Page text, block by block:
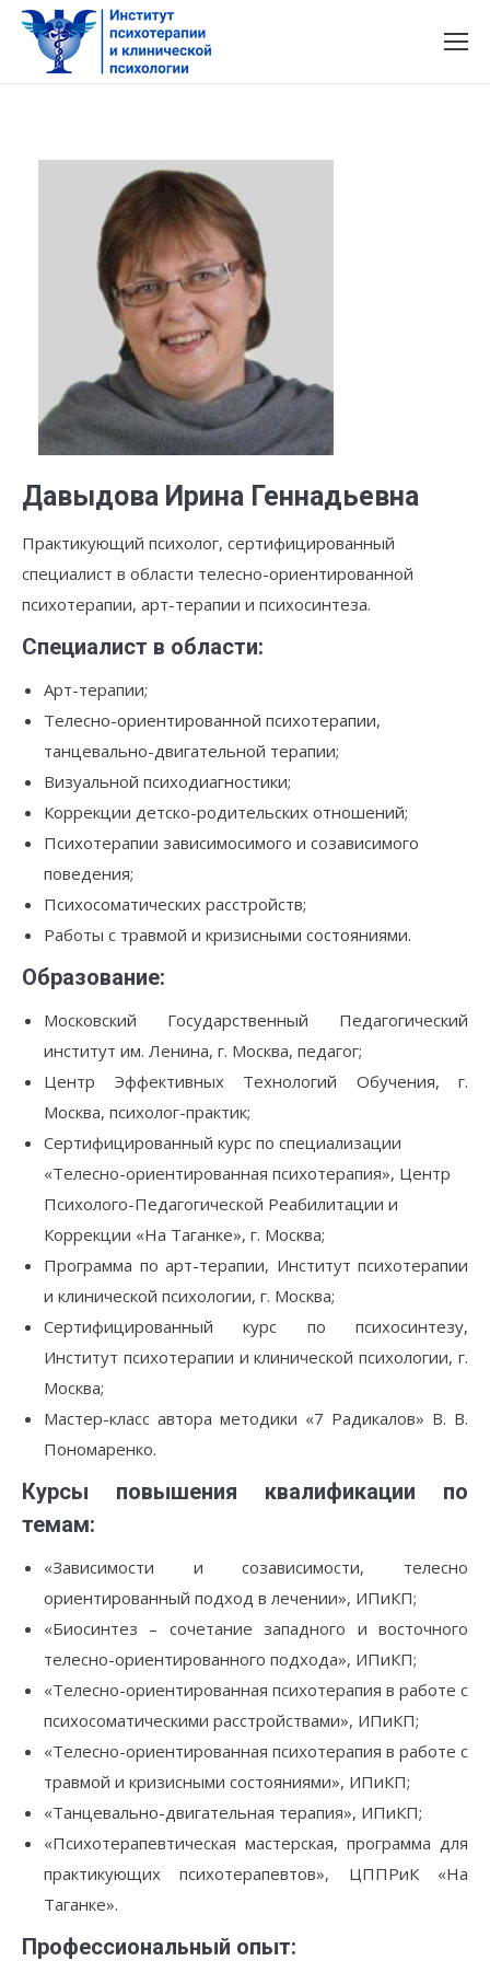
Давыдова Ирина Геннадьевна
Практикующий психолог, сертифицированный
специалист в области телесно-ориентированной
психотерапии, арт-терапии и психосинтеза.
Специалист в области:
Арт-терапии;
Телесно-ориентированной психотерапии,
танцевально-двигательной терапии;
Визуальной психодиагностики;
Коррекции детско-родительских отношений;
Психотерапии зависимосимого и созависимого
поведения;
Психосоматических расстройств;
Работы с травмой и кризисными состояниями.
Образование:
Московский Государственный Педагогический
институт им. Ленина, г. Москва, педагог;
Центр Эффективных Технологий Обучения, г.
Москва, психолог-практик;
Сертифицированный курс по специализации
«Телесно-ориентированная психотерапия», Центр
Психолого-Педагогической Реабилитации и
Коррекции «На Таганке», г. Москва;
Программа по арт-терапии, Институт психотерапии
и клинической психологии, г. Москва;
Сертифицированный курс по психосинтезу,
Институт психотерапии и клинической психологии, г.
Москва;
Мастер-класс автора методики «7 Радикалов» В. В.
Пономаренко.
Курсы повышения квалификации по
темам:
«Зависимости и созависимости, телесно
ориентированный подход в лечении», ИПиКП;
«Биосинтез – сочетание западного и восточного
телесно-ориентированного подхода», ИПиКП;
«Телесно-ориентированная психотерапия в работе с
психосоматическими расстройствами», ИПиКП;
«Телесно-ориентированная психотерапия в работе с
травмой и кризисными состояниями», ИПиКП;
«Танцевально-двигательная терапия», ИПиКП;
«Психотерапевтическая мастерская, программа для
практикующих психотерапевтов», ЦППРиК «На
Таганке».
Профессиональный опыт: